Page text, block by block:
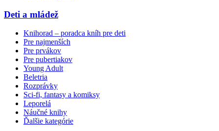
Deti a mládež
Knihorad – poradca kníh pre deti
Pre najmenších
Pre prvákov
Pre pubertiakov
Young Adult
Beletria
Rozprávky
Sci-fi, fantasy a komiksy
Leporelá
Náučné knihy
Ďalšie kategórie